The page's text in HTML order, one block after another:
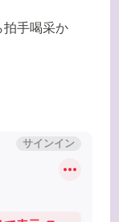
拍手喝采か